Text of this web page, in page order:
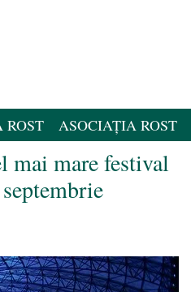
ROST ASOCIAȚIA ROST
mai mare festival